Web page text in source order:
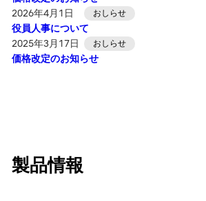
2026年4月1日
おしらせ
役員人事について
2025年3月17日
おしらせ
価格改定のお知らせ
製品情報